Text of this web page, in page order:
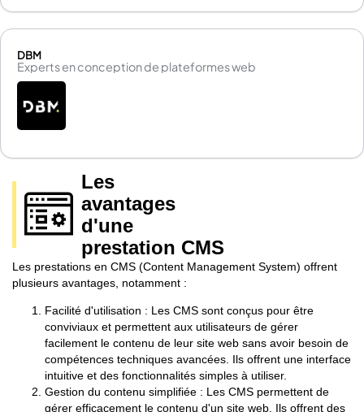
DBM
Experts en conception de plateformes web
Les
avantages
d'une
prestation CMS
Les prestations en CMS (Content Management System) offrent
plusieurs avantages, notamment :
Facilité d'utilisation : Les CMS sont conçus pour être
conviviaux et permettent aux utilisateurs de gérer
facilement le contenu de leur site web sans avoir besoin de
compétences techniques avancées. Ils offrent une interface
intuitive et des fonctionnalités simples à utiliser.
Gestion du contenu simplifiée : Les CMS permettent de
gérer efficacement le contenu d'un site web. Ils offrent des